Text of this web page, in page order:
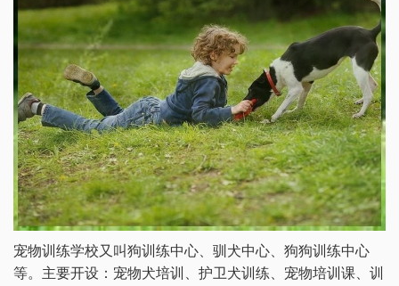
宠物训练学校又叫狗训练中心、驯犬中心、狗狗训练中心
等。主要开设：宠物犬培训、护卫犬训练、宠物培训课、训